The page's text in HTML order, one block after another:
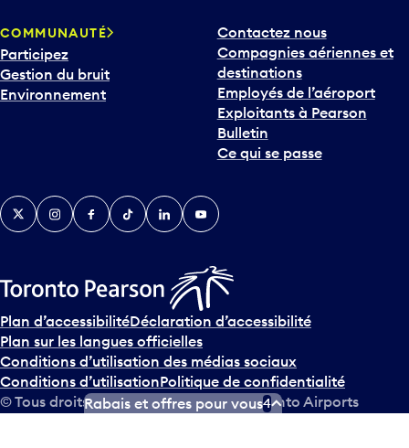
COMMUNAUTÉ
Participez
Gestion du bruit
Environnement
Contactez nous
Compagnies aériennes et
destinations
Employés de l’aéroport
Exploitants à Pearson
Bulletin
Ce qui se passe
TwitterInstagramFacebook
TikTokLinkedInYouTube
Plan d’accessibilitéDéclaration d’accessibilité
Plan sur les langues officielles
Conditions d’utilisation des médias sociaux
Conditions d’utilisationPolitique de confidentialité
© Tous droits réservés2026Greater Toronto Airports
Rabais et offres pour vous4